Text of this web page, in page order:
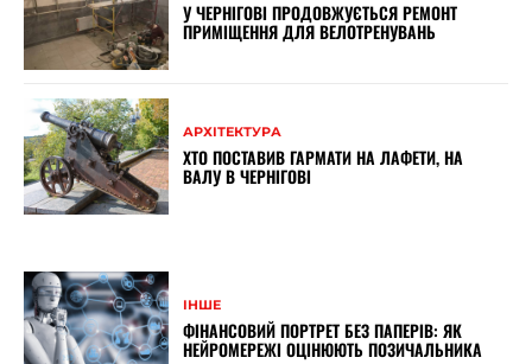
У ЧЕРНІГОВІ ПРОДОВЖУЄТЬСЯ РЕМОНТ
ПРИМІЩЕННЯ ДЛЯ ВЕЛОТРЕНУВАНЬ
АРХІТЕКТУРА
ХТО ПОСТАВИВ ГАРМАТИ НА ЛАФЕТИ, НА
ВАЛУ В ЧЕРНІГОВІ
ІНШЕ
ФІНАНСОВИЙ ПОРТРЕТ БЕЗ ПАПЕРІВ: ЯК
НЕЙРОМЕРЕЖІ ОЦІНЮЮТЬ ПОЗИЧАЛЬНИКА